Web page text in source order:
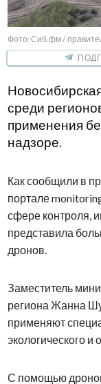
Фото: Сиб.фм /
среди
применения
надзоре.
Как сообщили в
портале
сфере контроля,
представила
дронов.
Заместитель
региона Жанна
применяют
экологического и
С помощью